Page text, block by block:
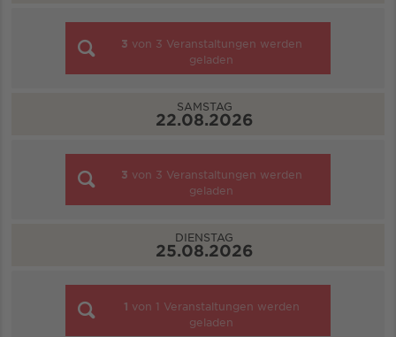
3 von 3 Veranstaltungen werden
geladen
SAMSTAG
22.08.2026
3 von 3 Veranstaltungen werden
geladen
DIENSTAG
25.08.2026
1 von 1 Veranstaltungen werden
geladen